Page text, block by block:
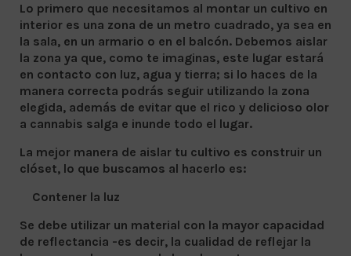
Lo primero que necesitamos al montar un cultivo en
interior es una zona de un metro cuadrado, ya sea en
la sala, en un armario o en el balcón. Debemos aislar
la zona ya que, como te imaginas, este lugar estará
en contacto con luz, agua y tierra; si lo haces de la
manera correcta podrás seguir utilizando la zona
elegida, además de evitar que el rico y delicioso olor
a cannabis salga e inunde todo el lugar.
La mejor manera de aislar tu cultivo es construir un
clóset, lo que buscamos al hacerlo es:
Contener la luz
Se debe utilizar un material con la mayor capacidad
de reflectancia -es decir, la cualidad de reflejar la